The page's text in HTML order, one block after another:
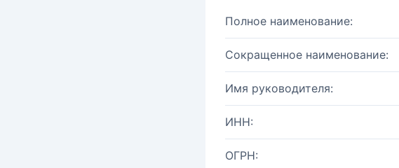
Полное наименование:
Сокращенное наименование:
Имя руководителя:
ИНН:
ОГРН: